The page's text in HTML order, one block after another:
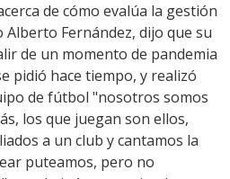
de cómo evalúa la gestión
Fernández, dijo que su
de un momento de pandemia
pidió hace tiempo, y realizó
de fútbol "nosotros somos
los que juegan son ellos,
a un club y cantamos la
puteamos, pero no